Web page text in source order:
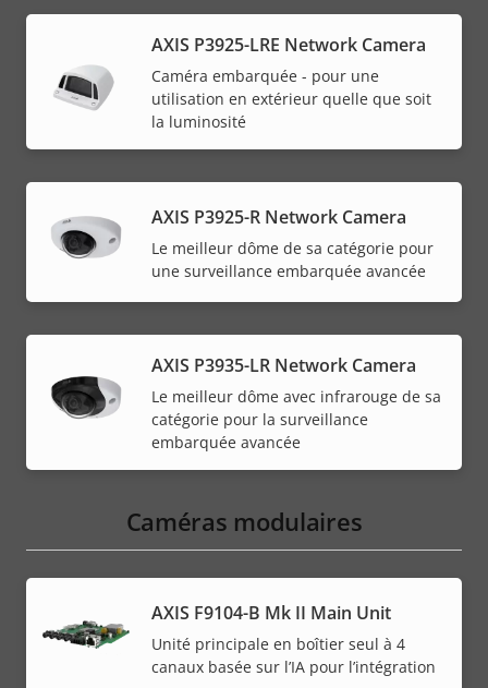
AXIS P3925-LRE Network Camera
Caméra embarquée - pour une
utilisation en extérieur quelle que soit
la luminosité
AXIS P3925-R Network Camera
Le meilleur dôme de sa catégorie pour
une surveillance embarquée avancée
AXIS P3935-LR Network Camera
Le meilleur dôme avec infrarouge de sa
catégorie pour la surveillance
embarquée avancée
Caméras modulaires
AXIS F9104-B Mk II Main Unit
Unité principale en boîtier seul à 4
canaux basée sur l’IA pour l’intégration